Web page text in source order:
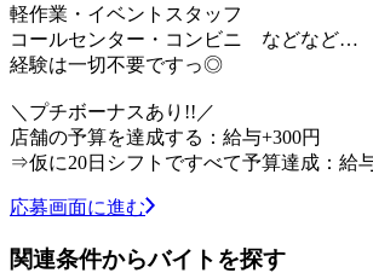
軽作業・イベントスタッフ
コールセンター・コンビニ などなど…
経験は一切不要ですっ◎
＼プチボーナスあり!!／
店舗の予算を達成する：給与+300円
⇒仮に20日シフトですべて予算達成：給
応募画面に進む
関連条件からバイトを探す